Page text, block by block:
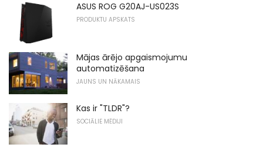
ASUS ROG G20AJ-US023S
PRODUKTU APSKATS
Mājas ārējo apgaismojumu
automatizēšana
JAUNS UN NĀKAMAIS
Kas ir "TLDR"?
SOCIĀLIE MĒDIJI